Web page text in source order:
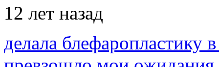
12 лет назад
делала блефаропластику